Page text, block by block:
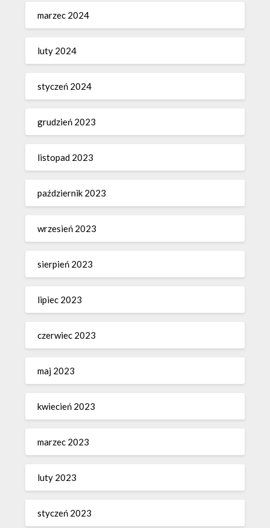
marzec 2024
luty 2024
styczeń 2024
grudzień 2023
listopad 2023
październik 2023
wrzesień 2023
sierpień 2023
lipiec 2023
czerwiec 2023
maj 2023
kwiecień 2023
marzec 2023
luty 2023
styczeń 2023